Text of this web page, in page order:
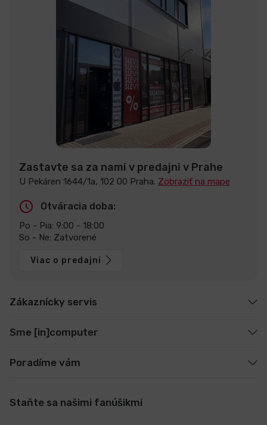
Zastavte sa za nami v predajni v Prahe
U Pekáren 1644/1a, 102 00 Praha. Zobraziť na mape
Otváracia doba:
Po - Pia: 9:00 - 18:00
So - Ne: Zatvorené
Viac o predajni
Zákaznícky servis
Sme [in]computer
Poradíme vám
Staňte sa našimi fanúšikmi